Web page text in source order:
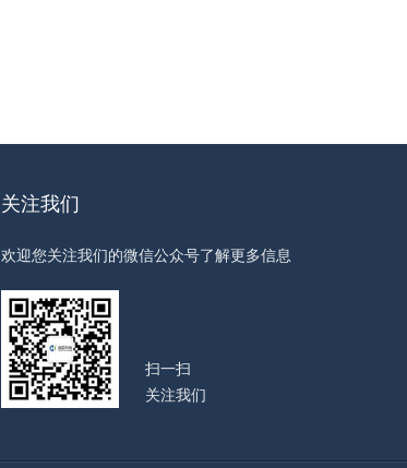
关注我们
欢迎您关注我们的微信公众号了解更多信息
扫一扫
关注我们